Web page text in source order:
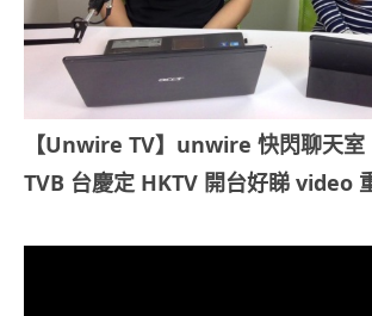
【Unwire TV】unwire 快閃聊天室
TVB 台慶定 HKTV 開台好睇 video